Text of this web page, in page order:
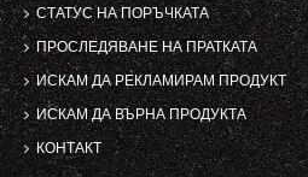
СТАТУС НА ПОРЪЧКАТА
ПРОСЛЕДЯВАНЕ НА ПРАТКАТА
ИСКАМ ДА РЕКЛАМИРАМ ПРОДУКТ
ИСКАМ ДА ВЪРНА ПРОДУКТА
КОНТАКТ